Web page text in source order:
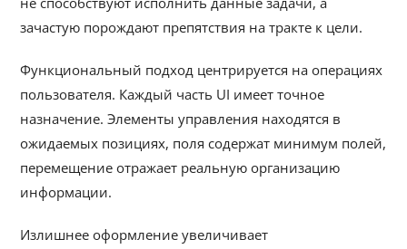
зачастую порождают препятствия на тракте к цели.
Функциональный подход центрируется на операциях
пользователя. Каждый часть UI имеет точное
назначение. Элементы управления находятся в
ожидаемых позициях, поля содержат минимум полей,
перемещение отражает реальную организацию
информации.
Излишнее оформление увеличивает